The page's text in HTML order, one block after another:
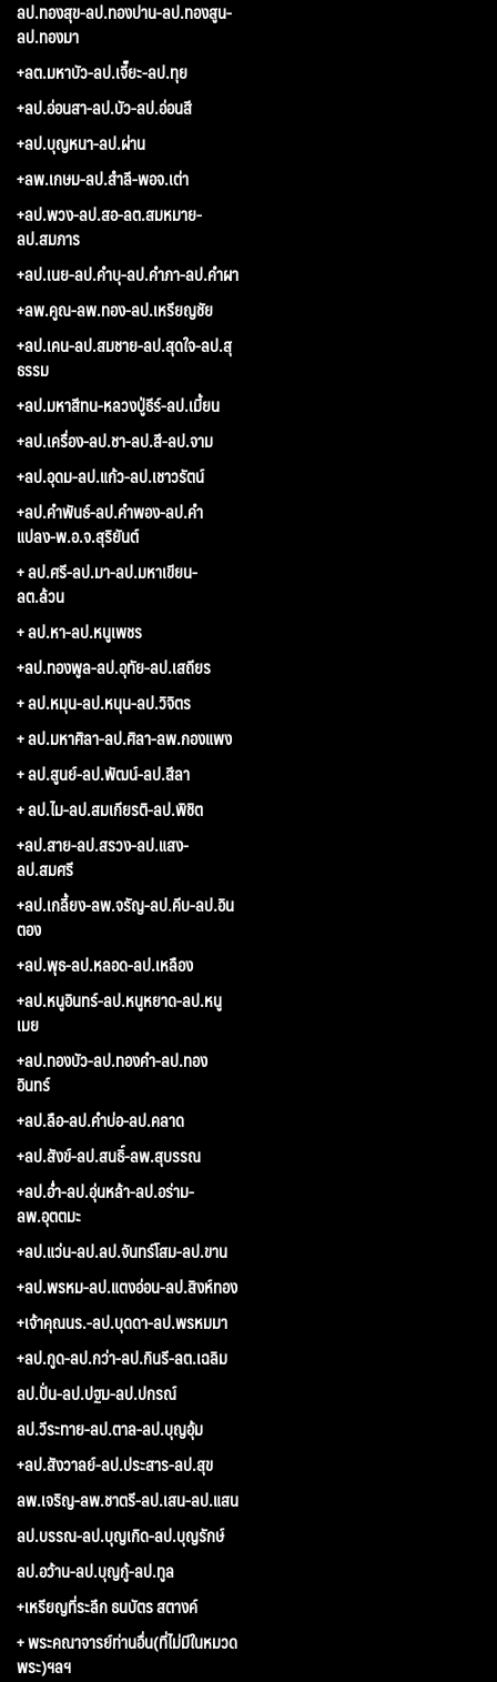
ลป.ทองสุข-ลป.ทองปาน-ลป.ทองสูน-
ลป.ทองมา
+ลต.มหาบัว-ลป.เจี๊ยะ-ลป.ทุย
+ลป.อ่อนสา-ลป.บัว-ลป.อ่อนสี
+ลป.บุญหนา-ลป.ผ่าน
+ลพ.เกษม-ลป.สำลี-พอจ.เต่า
+ลป.พวง-ลป.สอ-ลต.สมหมาย-
ลป.สมภาร
+ลป.เนย-ลป.คำบุ-ลป.คำภา-ลป.คำผา
+ลพ.คูณ-ลพ.ทอง-ลป.เหรียญชัย
+ลป.เคน-ลป.สมชาย-ลป.สุดใจ-ลป.สุ
ธรรม
+ลป.มหาสีทน-หลวงปู่ธีร์-ลป.เมี้ยน
+ลป.เครื่อง-ลป.ชา-ลป.สี-ลป.จาม
+ลป.อุดม-ลป.แก้ว-ลป.เชาวรัตน์
+ลป.คำพันธ์-ลป.คำพอง-ลป.คำ
แปลง-พ.อ.จ.สุริยันต์
+ ลป.ศรี-ลป.มา-ลป.มหาเขียน-
ลต.ล้วน
+ ลป.หา-ลป.หนูเพชร
+ลป.ทองพูล-ลป.อุทัย-ลป.เสถียร
+ ลป.หมุน-ลป.หนุน-ลป.วิจิตร
+ ลป.มหาศิลา-ลป.ศิลา-ลพ.กองแพง
+ ลป.สูนย์-ลป.พัฒน์-ลป.สีลา
+ ลป.ไม-ลป.สมเกียรติ-ลป.พิชิต
+ลป.สาย-ลป.สรวง-ลป.แสง-
ลป.สมศรี
+ลป.เกลี้ยง-ลพ.จรัญ-ลป.คีบ-ลป.อิน
ตอง
+ลป.พุธ-ลป.หลอด-ลป.เหลือง
+ลป.หนูอินทร์-ลป.หนูหยาด-ลป.หนู
เมย
+ลป.ทองบัว-ลป.ทองคำ-ลป.ทอง
อินทร์
+ลป.ลือ-ลป.คำบ่อ-ลป.คลาด
+ลป.สังข์-ลป.สนธิ์-ลพ.สุบรรณ
+ลป.อ่ำ-ลป.อุ่นหล้า-ลป.อร่าม-
ลพ.อุตตมะ
+ลป.แว่น-ลป.ลป.จันทร์โสม-ลป.ขาน
+ลป.พรหม-ลป.แตงอ่อน-ลป.สิงห์ทอง
+เจ้าคุณนร.-ลป.บุดดา-ลป.พรหมมา
+ลป.กูด-ลป.กว่า-ลป.กินรี-ลต.เฉลิม
ลป.ปั่น-ลป.ปฐม-ลป.ปกรณ์
ลป.วีระทาย-ลป.ตาล-ลป.บุญอุ้ม
+ลป.สังวาลย์-ลป.ประสาร-ลป.สุข
ลพ.เจริญ-ลพ.ชาตรี-ลป.เสน-ลป.แสน
ลป.บรรณ-ลป.บุญเกิด-ลป.บุญรักษ์
ลป.อว้าน-ลป.บุญกู้-ลป.ทูล
+เหรียญที่ระลึก ธนบัตร สตางค์
+ พระคณาจารย์ท่านอื่น(ที่ไม่มีในหมวด
พระ)ฯลฯ